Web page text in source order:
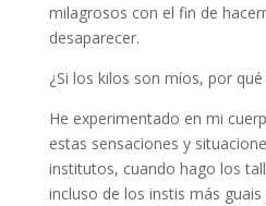
milagrosos con el fin de
desaparecer.
¿Si los kilos son míos, por
He experimentado en mi
estas sensaciones y
institutos, cuando hago los
incluso de los instis más